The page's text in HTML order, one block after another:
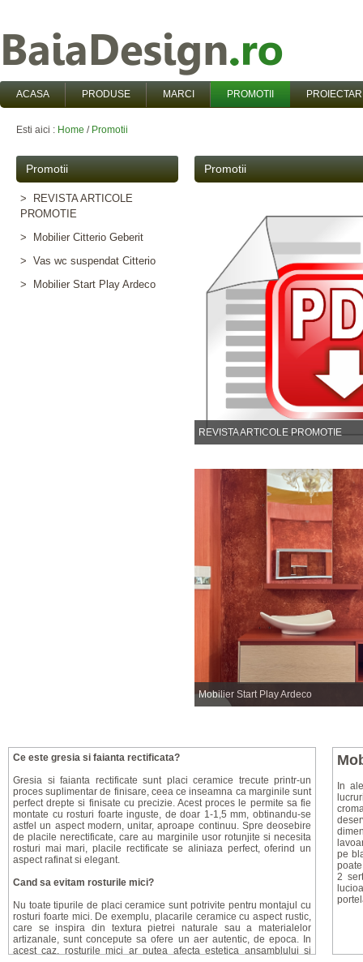
ACASA PRODUSE MARCI PROMOTII
Esti aici : Home / Promotii
Promotii
> REVISTA ARTICOLE
PROMOTIE
> Mobilier Citterio Geberit
> Vas wc suspendat Citterio
> Mobilier Start Play Ardeco
Promotii
REVISTA ARTICOLE PROMOTIE
Mobilier Start Play Ardeco
Ce este gresia si faianta rectificata?
Gresia si faianta rectificate sunt placi ceramice trecute printr-un
proces suplimentar de finisare, ceea ce inseamna ca marginile sunt
perfect drepte si finisate cu precizie. Acest proces le permite sa fie
montate cu rosturi foarte inguste, de doar 1-1,5 mm, obtinandu-se
astfel un aspect modern, unitar, aproape continuu. Spre deosebire
de placile nerectificate, care au marginile usor rotunjite si necesita
rosturi mai mari, placile rectificate se aliniaza perfect, oferind un
aspect rafinat si elegant.
Cand sa evitam rosturile mici?
Nu toate tipurile de placi ceramice sunt potrivite pentru montajul cu
rosturi foarte mici. De exemplu, placarile ceramice cu aspect rustic,
care se inspira din textura pietrei naturale sau a materialelor
artizanale, sunt concepute sa ofere un aer autentic, de epoca. In
acest caz, rosturile mici ar putea afecta estetica ansamblului si
In
pe
2